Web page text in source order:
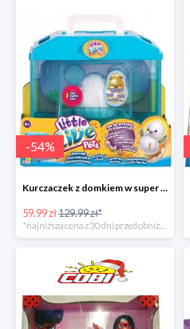
-54%
Kurczaczek z domkiem w super cenie
59.99 zł129.99 zł*
*najniższa cena z 30 dni przed obniżką